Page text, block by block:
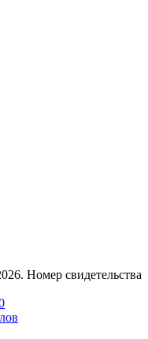
Номер свидетельства